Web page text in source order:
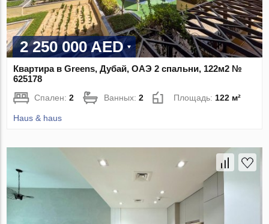
2 250 000 AED
Квартира в Greens, Дубай, ОАЭ 2 спальни, 122м2 №
625178
Спален:2 Ванных:2 Площадь: 122 м²
Haus & haus